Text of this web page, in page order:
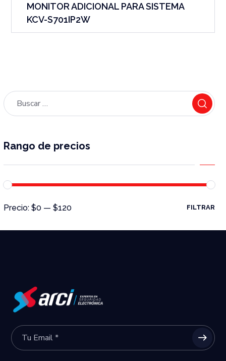
MONITOR ADICIONAL PARA SISTEMA
KCV-S701IP2W
Rango de precios
FILTRAR
Precio:$0 —$120